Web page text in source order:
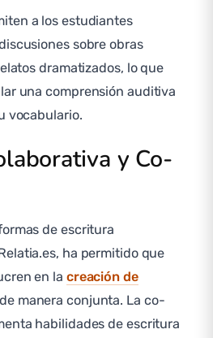
a los estudiantes
sobre obras
dramatizados, lo que
una comprensión auditiva
vocabulario.
y Co-
de escritura
ha permitido que
en la creación de
de manera conjunta. La co-
habilidades de escritura